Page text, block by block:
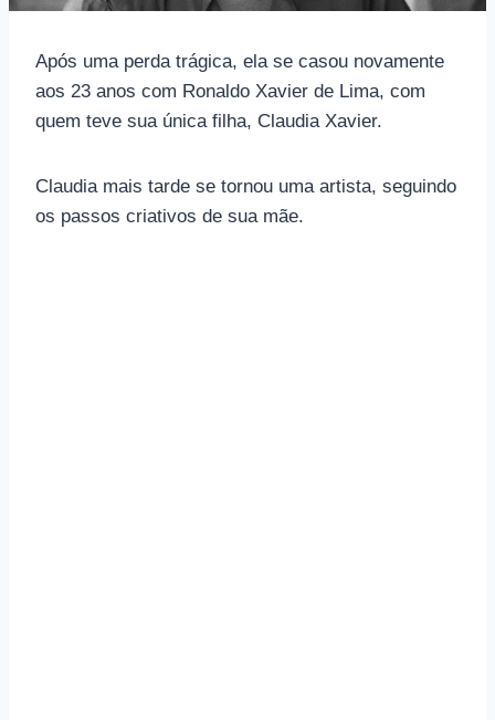
Após uma perda trágica, ela se casou novamente
aos 23 anos com Ronaldo Xavier de Lima, com
quem teve sua única filha, Claudia Xavier.
Claudia mais tarde se tornou uma artista, seguindo
os passos criativos de sua mãe.